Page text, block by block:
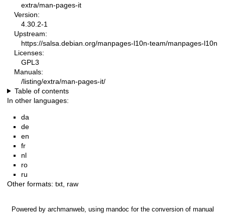
extra/man-pages-it
Version:
4.30.2-1
Upstream:
https://salsa.debian.org/manpages-l10n-team/manpages-l10n
Licenses:
GPL3
Manuals:
/listing/extra/man-pages-it/
Table of contents
In other languages:
da
de
en
fr
nl
ro
ru
Other formats: txt raw
Powered by archmanweb, using mandoc for the conversion of manual